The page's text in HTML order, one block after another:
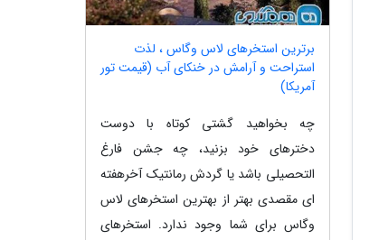
برترین استخرهای لاس وگاس ، لذت
استراحت و آرامش در خنکای آب (قیمت تور
آمریکا)
چه بخواهید گشتی کوتاه با دوست
دخترهای خود بزنید، چه جشن فارغ
التحصیلی باشد یا گردش رمانتیک آخرهفته
ای مقصدی بهتر از بهترین استخرهای لاس
وگاس برای شما وجود ندارد. استخرهای